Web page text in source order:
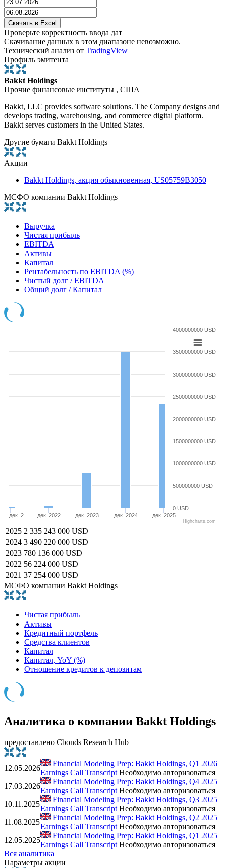
Проверьте корректность ввода дат
Скачивание данных в этом диапазоне невозможно.
Технический анализ от TradingView
Профиль эмитента
Bakkt Holdings
Прочие финансовые институты , США
Bakkt, LLC provides software solutions. The Company designs and
develops trading, warehousing, and commerce digital platform.
Bakkt serves customers in the United States.
Другие бумаги Bakkt Holdings
Акции
Bakkt Holdings, акция обыкновенная, US05759B3050
МСФО компании Bakkt Holdings
Выручка
Чистая прибыль
EBITDA
Активы
Капитал
Рентабельность по EBITDA (%)
Чистый долг / EBITDA
Общий долг / Капитал
дек. 2… дек. 2022 дек. 2023 дек. 2024 дек. 2025
0 USD
500000000 USD
1000000000 USD
1500000000 USD
2000000000 USD
2500000000 USD
3000000000 USD
3500000000 USD
4000000000 USD
Highcharts.com
2025 2 335 243 000 USD
2024 3 490 220 000 USD
2023 780 136 000 USD
2022 56 224 000 USD
2021 37 254 000 USD
МСФО компании Bakkt Holdings
Чистая прибыль
Активы
Кредитный портфель
Средства клиентов
Капитал
Капитал, YoY (%)
Отношение кредитов к депозитам
Аналитика о компании Bakkt Holdings
предоставлено Cbonds Research Hub
12.05.2026
Financial Modeling Prep: Bakkt Holdings, Q1 2026
Earnings Call Transcript Необходимо авторизоваться
17.03.2026
Financial Modeling Prep: Bakkt Holdings, Q4 2025
Earnings Call Transcript Необходимо авторизоваться
10.11.2025
Financial Modeling Prep: Bakkt Holdings, Q3 2025
Earnings Call Transcript Необходимо авторизоваться
11.08.2025
Financial Modeling Prep: Bakkt Holdings, Q2 2025
Earnings Call Transcript Необходимо авторизоваться
12.05.2025
Financial Modeling Prep: Bakkt Holdings, Q1 2025
Earnings Call Transcript Необходимо авторизоваться
Вся аналитика
Параметры акции